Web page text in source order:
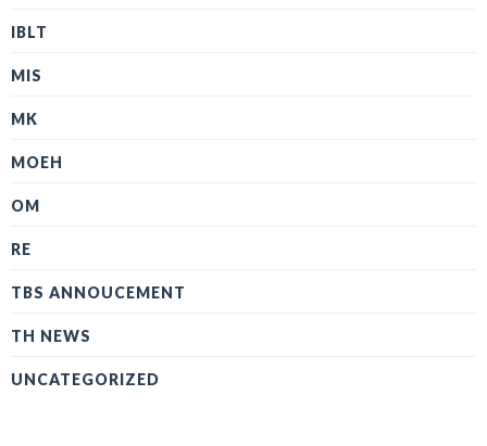
IBLT
MIS
MK
MOEH
OM
RE
TBS ANNOUCEMENT
TH NEWS
UNCATEGORIZED